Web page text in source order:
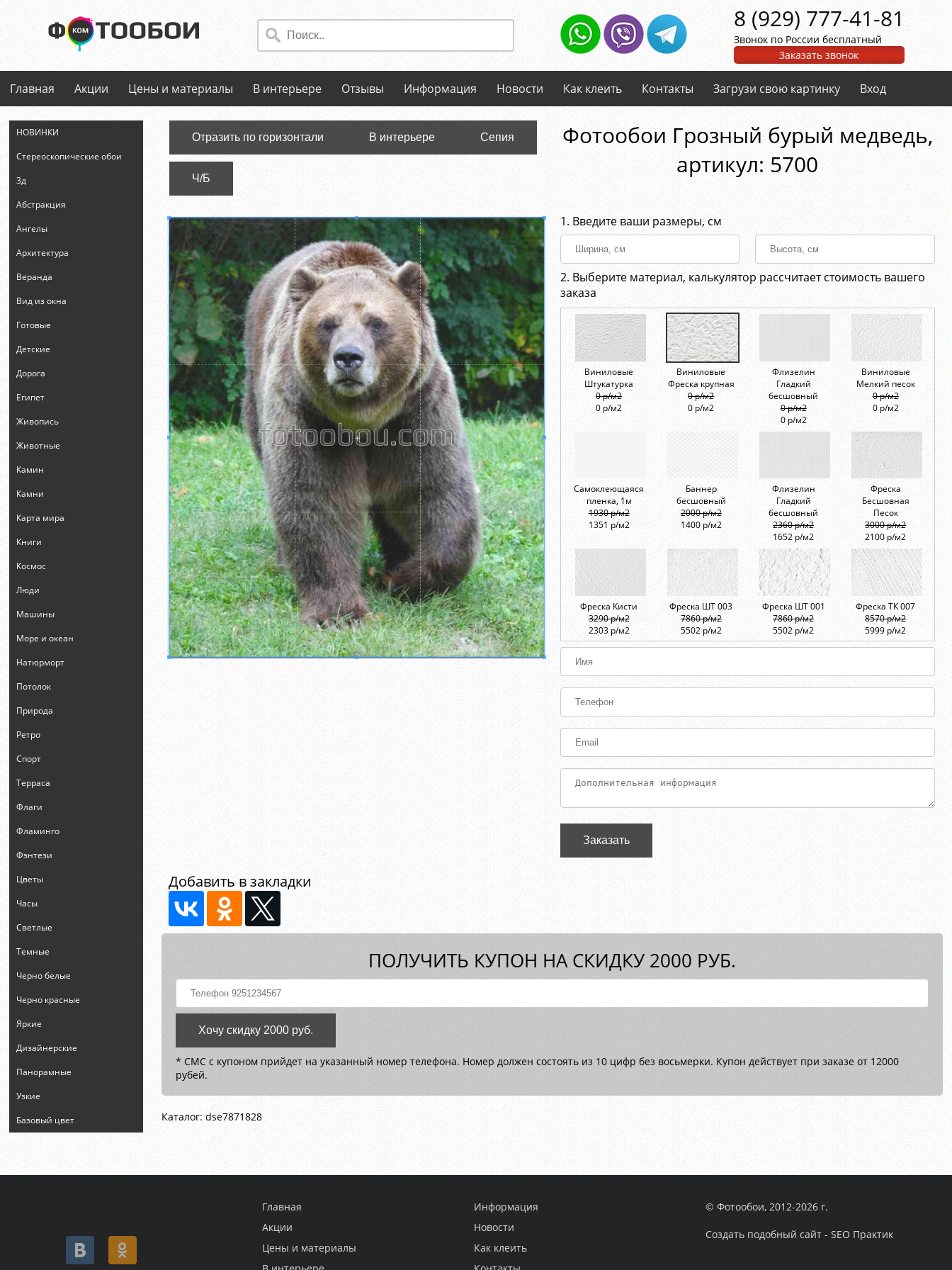
8 (929) 777-41-81
Звонок по России бесплатный
Заказать звонок
Главная Акции Цены и материалы В интерьере Отзывы Информация Новости Как клеить Контакты Загрузи свою картинку Вход
НОВИНКИ
Стереоскопические обои
3д
Абстракция
Ангелы
Архитектура
Веранда
Вид из окна
Готовые
Детские
Дорога
Египет
Живопись
Животные
Камин
Камни
Карта мира
Книги
Космос
Люди
Машины
Море и океан
Натюрморт
Потолок
Природа
Ретро
Спорт
Терраса
Флаги
Фламинго
Фэнтези
Цветы
Часы
Светлые
Темные
Черно белые
Черно красные
Яркие
Дизайнерские
Панорамные
Узкие
Базовый цвет
Отразить по горизонтали В интерьере Сепия
Ч/Б
Фотообои Грозный бурый медведь,
aртикул: 5700
1. Введите ваши размеры, см
2. Выберите материал, калькулятор рассчитает стоимость вашего
заказа
Виниловые
Штукатурка
0 р/м2
0 р/м2
Виниловые
Фреска крупная
0 р/м2
0 р/м2
Флизелин
Гладкий
бесшовный
0 р/м2
0 р/м2
Виниловые
Мелкий песок
0 р/м2
0 р/м2
Самоклеющаяся
пленка, 1м
1930 р/м2
1351 р/м2
Баннер
бесшовный
2000 р/м2
1400 р/м2
Флизелин
Гладкий
бесшовный
2360 р/м2
1652 р/м2
Фреска
Бесшовная
Песок
3000 р/м2
2100 р/м2
Фреска Кисти
3290 р/м2
2303 р/м2
Фреска ШТ 003
7860 р/м2
5502 р/м2
Фреска ШТ 001
7860 р/м2
5502 р/м2
Фреска ТК 007
8570 р/м2
5999 р/м2
Заказать
Добавить в закладки
ПОЛУЧИТЬ КУПОН НА СКИДКУ 2000 РУБ.
Хочу скидку 2000 руб.
* СМС с купоном прийдет на указанный номер телефона. Номер должен состоять из 10 цифр без восьмерки. Купон действует при заказе от 12000
рубей.
Каталог: dse7871828
Главная
Акции
Цены и материалы
Информация
Новости
Как клеить
© Фотообои, 2012-2026 г.
Создать подобный сайт - SEO Практик